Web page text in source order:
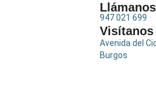
Llámanos
947 021 699
Visítanos
Avenida del
Burgos